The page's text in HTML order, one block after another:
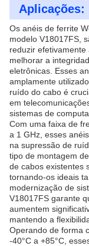
Aplicações:
Os anéis de ferrite
modelo V18017FS,
reduzir
melhorar a
eletrônicas. Esses
amplamente
ruído do cabo é
em
sistemas de
Com uma faixa de
a 1 GHz, esses
na supressão de
tipo de montagem
de cabos existentes
tornando-os ideais
modernização de
V18017FS garante
aumentem
mantendo a
Operando de forma
-40°C a +85°C,